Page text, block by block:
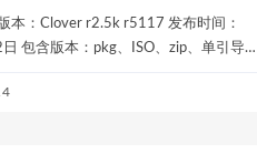
本：Clover r2.5k r5117 发布时间：
包含版本：pkg、ISO、zip、单引导